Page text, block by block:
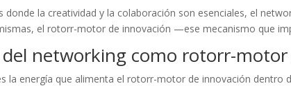
donde la creatividad y la colaboración son esenciales, el
el rotorr-motor de innovación —ese mecanismo que
del networking como rotorr-
la energía que alimenta el rotorr-motor de innovación